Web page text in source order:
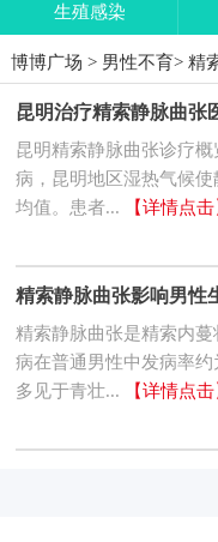
生殖感染
博博广场 > 男性不育> 精
昆明治疗精索静脉曲张
昆明精索静脉曲张诊疗
病，昆明地区湿热气候
均值。患者...
【详情点击
精索静脉曲张影响男性
精索静脉曲张是精索内
病在普通男性中发病率
多见于青壮...
【详情点击